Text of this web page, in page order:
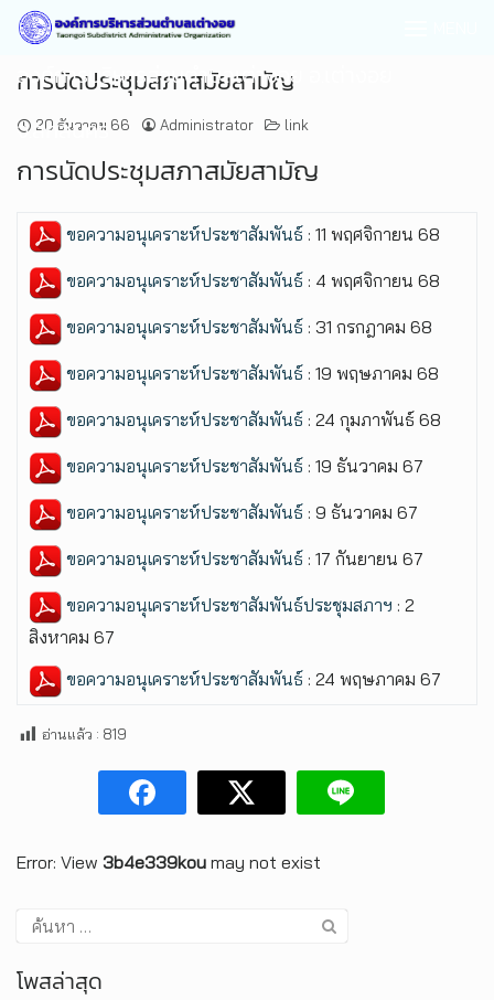
องค์การบริหารส่วนตำบลเต่างอย อ.เต่างอย
จ.สกลนคร
การนัดประชุมสภาสมัยสามัญ
20 ธันวาคม 66 Administrator link
การนัดประชุมสภาสมัยสามัญ
ขอความอนุเคราะห์ประชาสัมพันธ์ : 11 พฤศจิกายน 68
ขอความอนุเคราะห์ประชาสัมพันธ์ : 4 พฤศจิกายน 68
ขอความอนุเคราะห์ประชาสัมพันธ์ : 31 กรกฎาคม 68
ขอความอนุเคราะห์ประชาสัมพันธ์ : 19 พฤษภาคม 68
ขอความอนุเคราะห์ประชาสัมพันธ์ : 24 กุมภาพันธ์ 68
ขอความอนุเคราะห์ประชาสัมพันธ์ : 19 ธันวาคม 67
ขอความอนุเคราะห์ประชาสัมพันธ์ : 9 ธันวาคม 67
ขอความอนุเคราะห์ประชาสัมพันธ์ : 17 กันยายน 67
ขอความอนุเคราะห์ประชาสัมพันธ์ประชุมสภาฯ : 2
สิงหาคม 67
ขอความอนุเคราะห์ประชาสัมพันธ์ : 24 พฤษภาคม 67
อ่านแล้ว : 819
Error: View 3b4e339kou may not exist
โพสล่าสุด